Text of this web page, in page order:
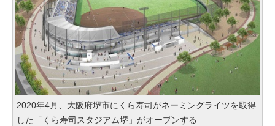
2020年4月、大阪府堺市にくら寿司がネーミングライツを取得
した「くら寿司スタジアム堺」がオープンする